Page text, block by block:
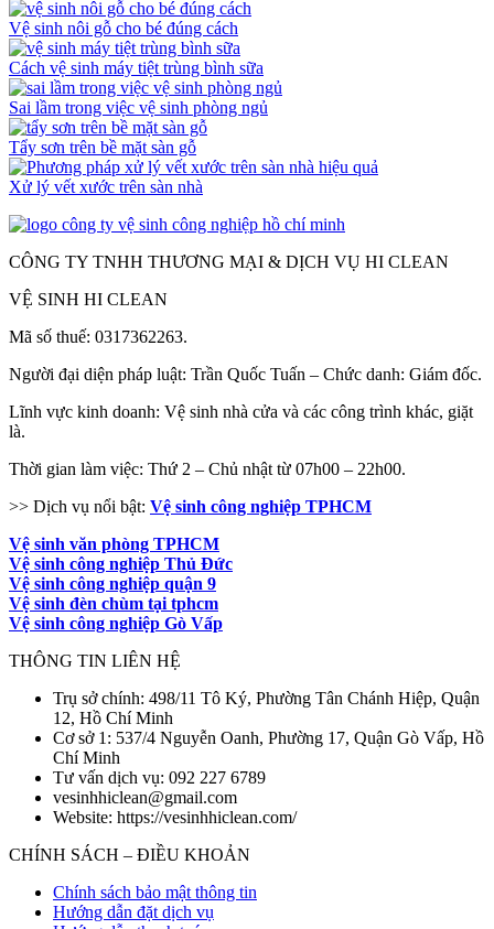
Vệ sinh nôi gỗ cho bé đúng cách
Cách vệ sinh máy tiệt trùng bình sữa
Sai lầm trong việc vệ sinh phòng ngủ
Tẩy sơn trên bề mặt sàn gỗ
Xử lý vết xước trên sàn nhà
CÔNG TY TNHH THƯƠNG MẠI & DỊCH VỤ HI CLEAN
VỆ SINH HI CLEAN
Mã số thuế: 0317362263.
Người đại diện pháp luật: Trần Quốc Tuấn – Chức danh: Giám đốc.
Lĩnh vực kinh doanh: Vệ sinh nhà cửa và các công trình khác, giặt
là.
Thời gian làm việc: Thứ 2 – Chủ nhật từ 07h00 – 22h00.
>> Dịch vụ nổi bật: Vệ sinh công nghiệp TPHCM
Vệ sinh văn phòng TPHCM
Vệ sinh công nghiệp Thủ Đức
Vệ sinh công nghiệp quận 9
Vệ sinh đèn chùm tại tphcm
Vệ sinh công nghiệp Gò Vấp
THÔNG TIN LIÊN HỆ
Trụ sở chính: 498/11 Tô Ký, Phường Tân Chánh Hiệp, Quận
12, Hồ Chí Minh
Cơ sở 1: 537/4 Nguyễn Oanh, Phường 17, Quận Gò Vấp, Hồ
Chí Minh
Tư vấn dịch vụ: 092 227 6789
vesinhhiclean@gmail.com
Website: https://vesinhhiclean.com/
CHÍNH SÁCH – ĐIỀU KHOẢN
Chính sách bảo mật thông tin
Hướng dẫn đặt dịch vụ